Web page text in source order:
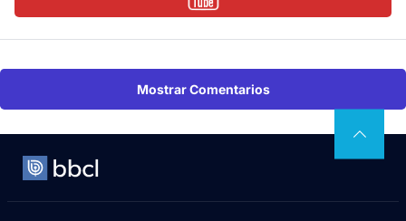
Mostrar Comentarios